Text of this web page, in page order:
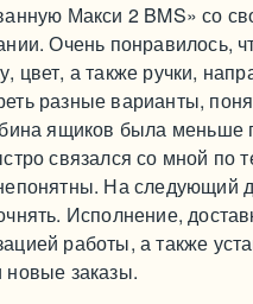
Макси 2 BMS» со
Очень понравилось,
цвет, а также ручки,
разные варианты,
ящиков была
связался со мной по
На следующий
Исполнение,
работы, а также
новые заказы.